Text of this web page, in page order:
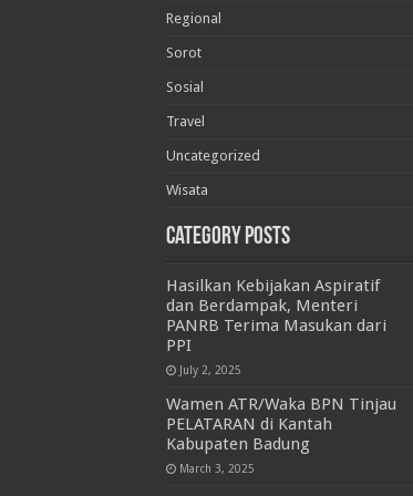
Regional
Sorot
Sosial
Travel
Uncategorized
Wisata
Category Posts
Hasilkan Kebijakan Aspiratif
dan Berdampak, Menteri
PANRB Terima Masukan dari
PPI
July 2, 2025
Wamen ATR/Waka BPN Tinjau
PELATARAN di Kantah
Kabupaten Badung
March 3, 2025